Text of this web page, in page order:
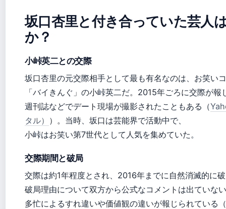
坂口杏里と付き合っていた芸人
か？
小峠英二との交際
坂口杏里の元交際相手として最も有名なのは、お笑い
「バイきんぐ」の小峠英二だ。2015年ごろに交際が報
週刊誌などでデート現場が撮影されたこともある（
タル） ）。当時、坂口は芸能界で活動中で、
小峠はお笑い第7世代として人気を集めていた。
交際期間と破局
交際は約1年程度とされ、2016年までに自然消滅的に
破局理由について双方から公式なコメントは出ていな
多忙によるすれ違いや価値観の違いが報じられている（